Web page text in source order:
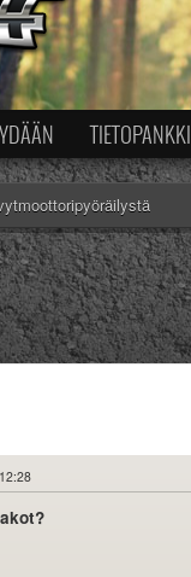
TIETOPANKKI